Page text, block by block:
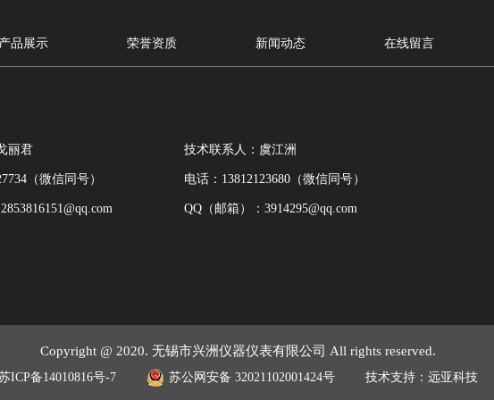
产品展示 荣誉资质 新闻动态 在线留言
丽君
（微信同号）
技术联系人：虞江洲
电话：13812123680（微信同号）
QQ（邮箱）：3914295@qq.com
Copyright @ 2020. 无锡市兴洲仪器仪表有限公司 All rights reserved.
ICP备14010816号-7 苏公网安备 32021102001424号 技术支持：远亚科技